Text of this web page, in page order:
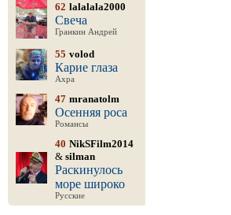
62 lalalala2000
Свеча
Гранкин Андрей
55 volod
Карие глаза
Ахра
47 mranatolm
Осенняя роса
Романсы
40 NikSFilm2014
& silman
Раскинулось
море широко
Русские